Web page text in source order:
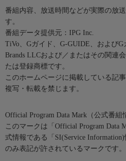
番組内容、放送時間などが実際の放
す。
番組データ提供元：IPG Inc.
TiVo、Gガイド、G-GUIDE、および
Brands LLCおよび／またはその関連
たは登録商標です。
このホームページに掲載している記
複写・転載を禁じます。
Official Program Data Mark（公式番組
このマークは「Official Program Data
式情報である「SI(Service
のみ表記が許されているマークです。